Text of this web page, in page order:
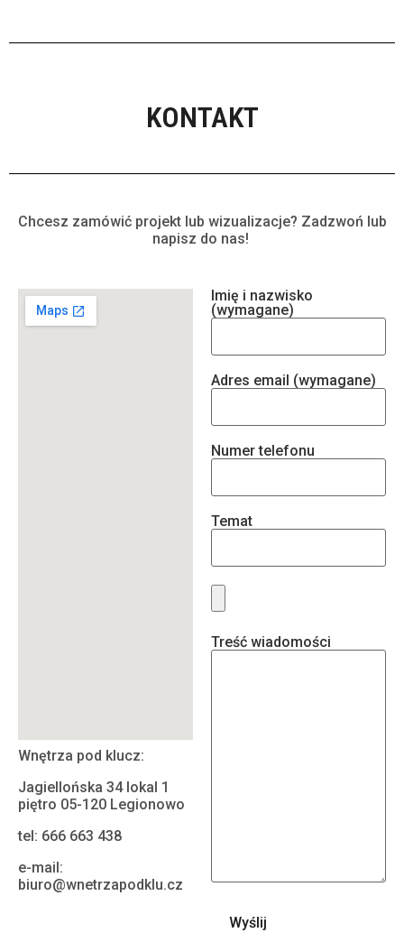
KONTAKT
Chcesz zamówić projekt lub wizualizacje? Zadzwoń lub
napisz do nas!
Wnętrza pod klucz:
Jagiellońska 34 lokal 1
piętro 05-120 Legionowo
tel: 666 663 438
e-mail:
biuro@wnetrzapodklu.cz
Imię i nazwisko
(wymagane)
Adres email (wymagane)
Numer telefonu
Temat
Treść wiadomości